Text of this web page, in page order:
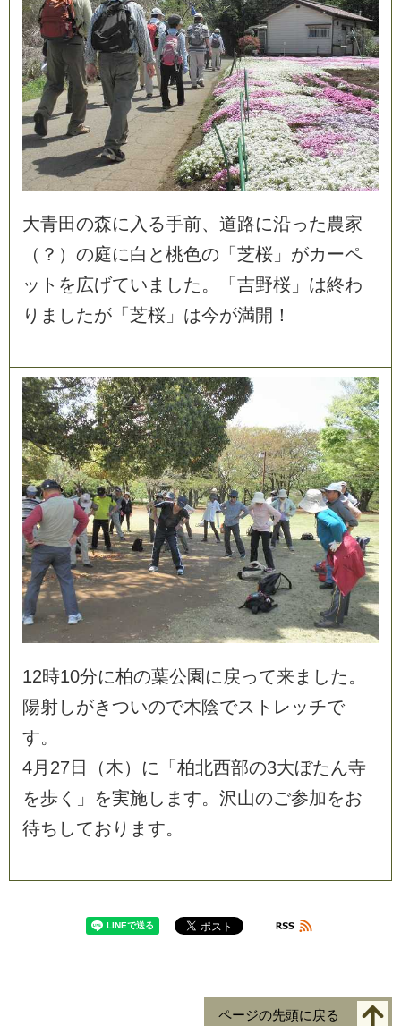
大青田の森に 入 る手前、 道路に沿った農家
（ ？ ） の庭に白 と桃色の 「 芝桜 」 がカーペ
ッ ト を広げてい ま した。 「 吉野桜 」 は終わ
り ま したが 「 芝桜 」 は今が満開 ！
12時10分に柏の葉公園 に戻 って来ま した。
陽射しがきついので木陰でス ト レ ッチで
す。
4月 27日 （木） に 「 柏北西部の3大ぼたん寺
を歩 く 」 を実施し ま す。 沢山のご参加をお
待ち してお り ま す。
ページの先頭に戻る